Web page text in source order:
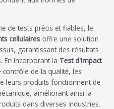
de tests précis et fiables, le
cellulaires offre une solution
garantissant des résultats
En incorporant la Test d'impact
de la qualité, les
leurs produits fonctionnent de
améliorant ainsi la
dans diverses industries.